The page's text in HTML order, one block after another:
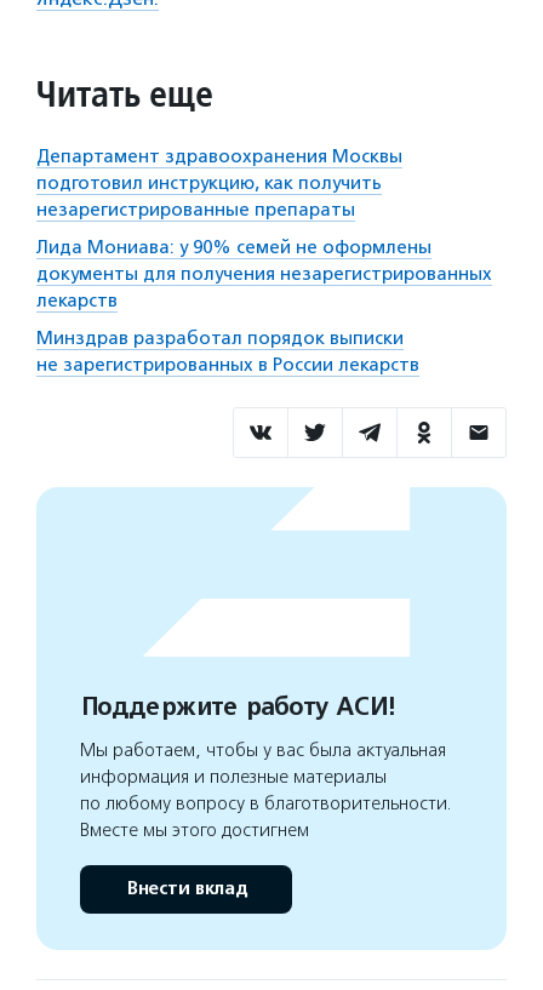
Читать еще
Департамент здравоохранения Москвы
подготовил инструкцию, как получить
незарегистрированные препараты
Лида Мониава: у 90% семей не оформлены
документы для получения незарегистрированных
лекарств
Минздрав разработал порядок выписки
не зарегистрированных в России лекарств
Поддержите работу АСИ!
Мы работаем, чтобы у вас была актуальная
информация и полезные материалы
по любому вопросу в благотворительности.
Вместе мы этого достигнем
Внести вклад